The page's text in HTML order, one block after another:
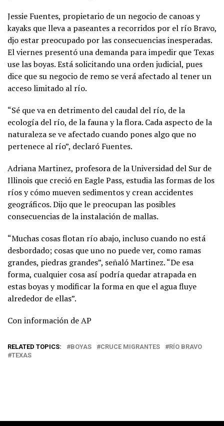
Jessie Fuentes, propietario de un negocio de canoas y
kayaks que lleva a paseantes a recorridos por el río Bravo,
djo estar preocupado por las consecuencias inesperadas.
El viernes presentó una demanda para impedir que Texas
use las boyas. Está solicitando una orden judicial, pues
dice que su negocio de remo se verá afectado al tener un
acceso limitado al río.
“Sé que va en detrimento del caudal del río, de la
ecología del río, de la fauna y la flora. Cada aspecto de la
naturaleza se ve afectado cuando pones algo que no
pertenece al río”, declaró Fuentes.
Adriana Martinez, profesora de la Universidad del Sur de
Illinois que creció en Eagle Pass, estudia las formas de los
ríos y cómo mueven sedimentos y crean accidentes
geográficos. Dijo que le preocupan las posibles
consecuencias de la instalación de mallas.
“Muchas cosas flotan río abajo, incluso cuando no está
desbordado; cosas que uno no puede ver, como ramas
grandes, piedras grandes”, señaló Martinez. “De esa
forma, cualquier cosa así podría quedar atrapada en
estas boyas y modificar la forma en que el agua fluye
alrededor de ellas”.
Con información de AP
RELATED TOPICS: BOYAS CRUCE MIGRANTES
RÍO BRAVO
TEXAS